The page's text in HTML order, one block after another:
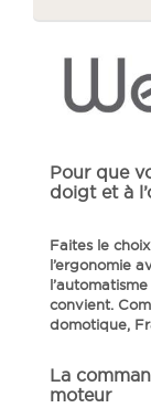
Pour que
doigt et à
Faites le
l’ergonomie
convient.
domotique,
La
moteur